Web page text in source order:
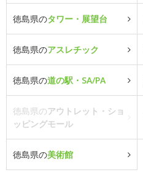
徳島県のタワー・展望台
徳島県のアスレチック
徳島県の道の駅・SA/PA
徳島県のアウトレット・ショ
ッピングモール
徳島県の美術館